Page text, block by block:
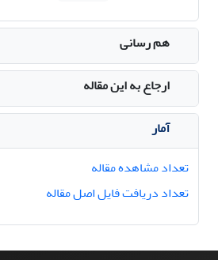
هم رسانی
ارجاع به این مقاله
آمار
تعداد مشاهده مقاله
تعداد دریافت فایل اصل مقاله